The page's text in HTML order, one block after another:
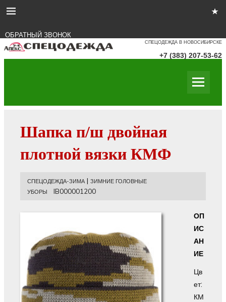
ОБРАТНЫЙ ЗВОНОК
СПЕЦОДЕЖДА В НОВОСИБИРСКЕ
+7 (383) 207-53-62
Шапка п/ш двойная
плотной вязки КМФ
СПЕЦОДЕЖДА-ЗИМА| ЗИМНИЕ ГОЛОВНЫЕ
УБОРЫ
IB000001200
ОП
ИС
АН
ИЕ
Цв
ет:
КМ